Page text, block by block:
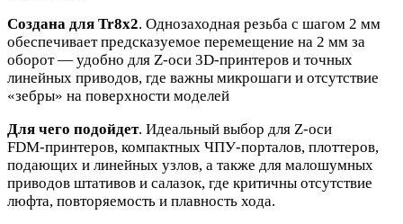
Создана для Tr8x2. Однозаходная резьба с шагом 2 мм
обеспечивает предсказуемое перемещение на 2 мм за
оборот — удобно для Z‑оси 3D‑принтеров и точных
линейных приводов, где важны микрошаги и отсутствие
«зебры» на поверхности моделей
Для чего подойдет. Идеальный выбор для Z‑оси
FDM‑принтеров, компактных ЧПУ‑порталов, плоттеров,
подающих и линейных узлов, а также для малошумных
приводов штативов и салазок, где критичны отсутствие
люфта, повторяемость и плавность хода.